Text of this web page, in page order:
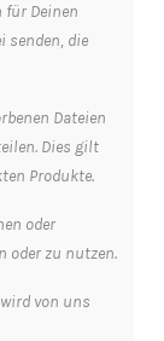
für Deinen
senden, die
Dateien
Dies gilt
Produkte.
oder
oder zu nutzen.
von uns